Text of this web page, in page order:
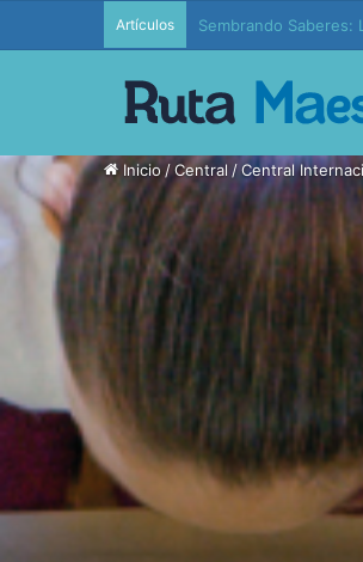
Artículos Edición 37 –
Inicio /Central /Central